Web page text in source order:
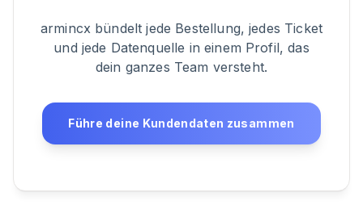
armincx bündelt jede Bestellung, jedes Ticket
und jede Datenquelle in einem Profil, das
dein ganzes Team versteht.
Führe deine Kundendaten zusammen